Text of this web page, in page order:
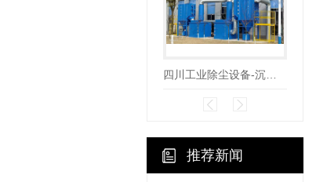
四川工业除尘设备-沉流式滤筒除尘器
推荐新闻